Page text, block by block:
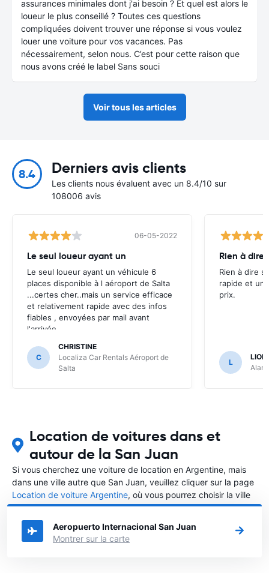
assurances minimales dont j'ai besoin ? Et quel est alors le
loueur le plus conseillé ? Toutes ces questions
compliquées doivent trouver une réponse si vous voulez
louer une voiture pour vos vacances. Pas
nécessairement, selon nous. C’est pour cette raison que
nous avons créé le label Sans souci
Voir tous les articles
8.4 Derniers avis clients
Les clients nous évaluent avec un 8.4/10 sur
108006 avis
06-05-2022
Le seul loueur ayant un
Le seul loueur ayant un véhicule 6
places disponible à l aéroport de Salta
...certes cher..mais un service efficace
et relativement rapide avec des infos
fiables , envoyées par mail avant
l'arrivée .
C
CHRISTINE
Localiza Car Rentals Aéroport de
Salta
Rien à dire
Rien à dire
rapide et un
prix.
L
Location de voitures dans et
autour de la San Juan
Si vous cherchez une voiture de location en Argentine, mais
dans une ville autre que San Juan, veuillez cliquer sur la page
Location de voiture Argentine, où vous pourrez choisir la ville
dans le Argentine où vous souhaitez louer une voiture.
Aeropuerto Internacional San Juan
Montrer sur la carte